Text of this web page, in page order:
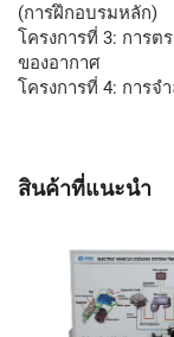
(การฝึกอบรมหลัก)
โครงการที่ 3: การ
ของอากาศ
โครงการที่ 4: การจ
สินค้าที่แนะนำ